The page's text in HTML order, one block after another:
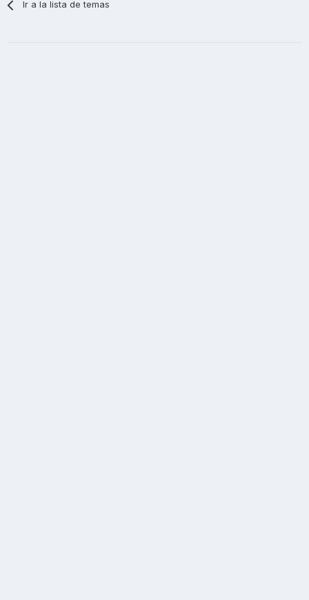
Ir a la lista de temas